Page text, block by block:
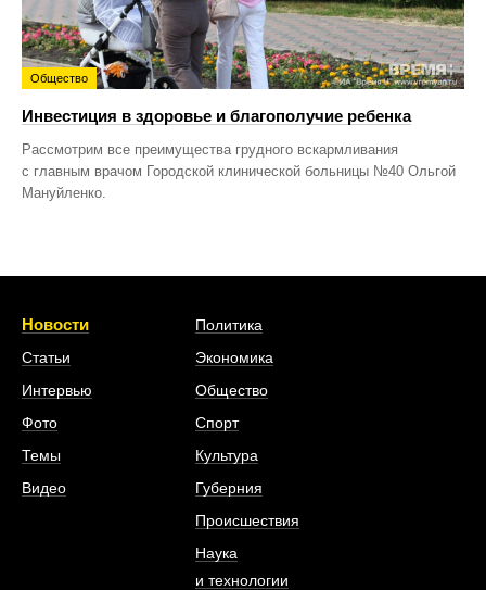
Общество
Инвестиция в здоровье и благополучие ребенка
Рассмотрим все преимущества грудного вскармливания
с главным врачом Городской клинической больницы №40 Ольгой
Мануйленко.
Новости
Статьи
Интервью
Фото
Темы
Видео
Политика
Экономика
Общество
Спорт
Культура
Губерния
Происшествия
Наука
и технологии